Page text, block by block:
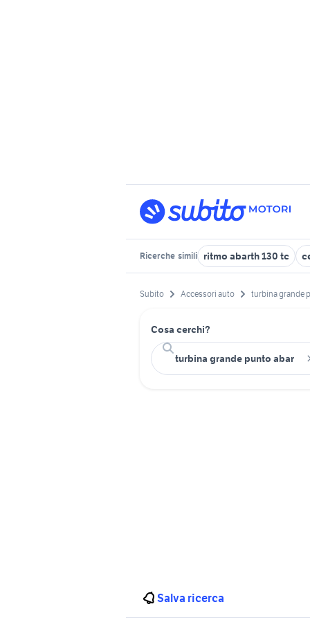
Ricerche simili ritmo abarth 130 tc
Subito Accessori auto turbina grande
Cosa cerchi?
Salva ricerca